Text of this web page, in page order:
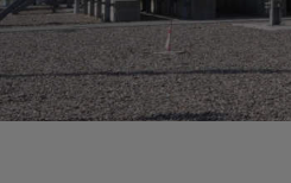
shieldRejestracja